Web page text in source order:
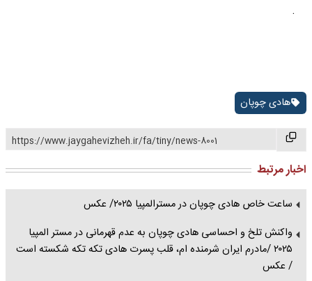
.
هادی چوپان
https://www.jaygahevizheh.ir/fa/tiny/news-8001
اخبار مرتبط
ساعت خاص هادی چوپان در مسترالمپیا ۲۰۲۵/ عکس
واکنش تلخ و احساسی هادی چوپان به عدم قهرمانی در مستر المپیا
۲۰۲۵ /مادرم ایران شرمنده ام، قلب پسرت هادی تکه تکه شکسته است
/ عکس